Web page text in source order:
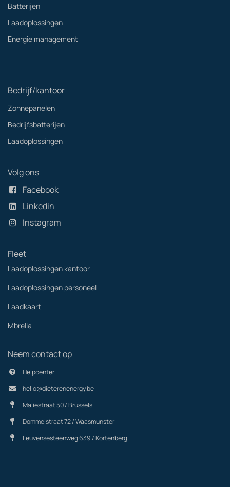
Batterijen
Laadoplossingen
Energie management
Bedrijf/kantoor
Zonnepanelen
Bedrijfsbatterijen
Laadoplossingen
Volg ons
Facebook
Linkedin
Instagram
Fleet
Laadoplossingen kantoor
Laadoplossingen personeel
Laadkaart
Mbrella
Neem contact op
Helpcenter
hello@dieterenenergy.be
Maliestraat 50 / Brussels
Dommelstraat 72 / Waasmunster
Leuvensesteenweg 639 / Kortenberg